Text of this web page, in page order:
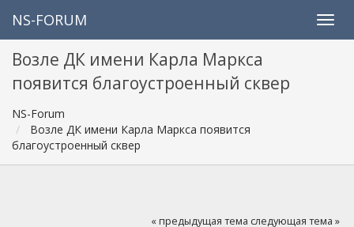
NS-FORUM
Возле ДК имени Карла Маркса
появится благоустроенный сквер
NS-Forum
Возле ДК имени Карла Маркса появится
благоустроенный сквер
« предыдущая тема следующая тема »